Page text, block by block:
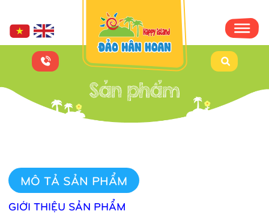
MÔ TẢ SẢN PHẨM
GIỚI THIỆU SẢN PHẨM